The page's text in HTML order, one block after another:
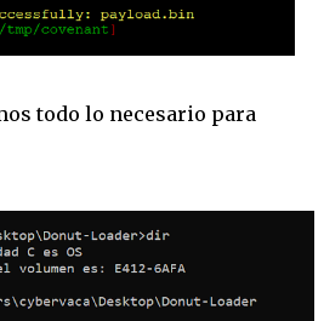
todo lo necesario para